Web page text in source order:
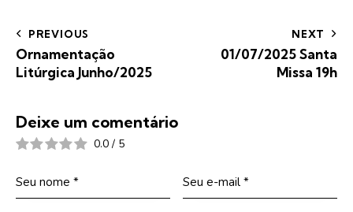
PREVIOUS
Ornamentação
Litúrgica Junho/2025
NEXT
01/07/2025 Santa
Missa 19h
Deixe um comentário
0.0 / 5